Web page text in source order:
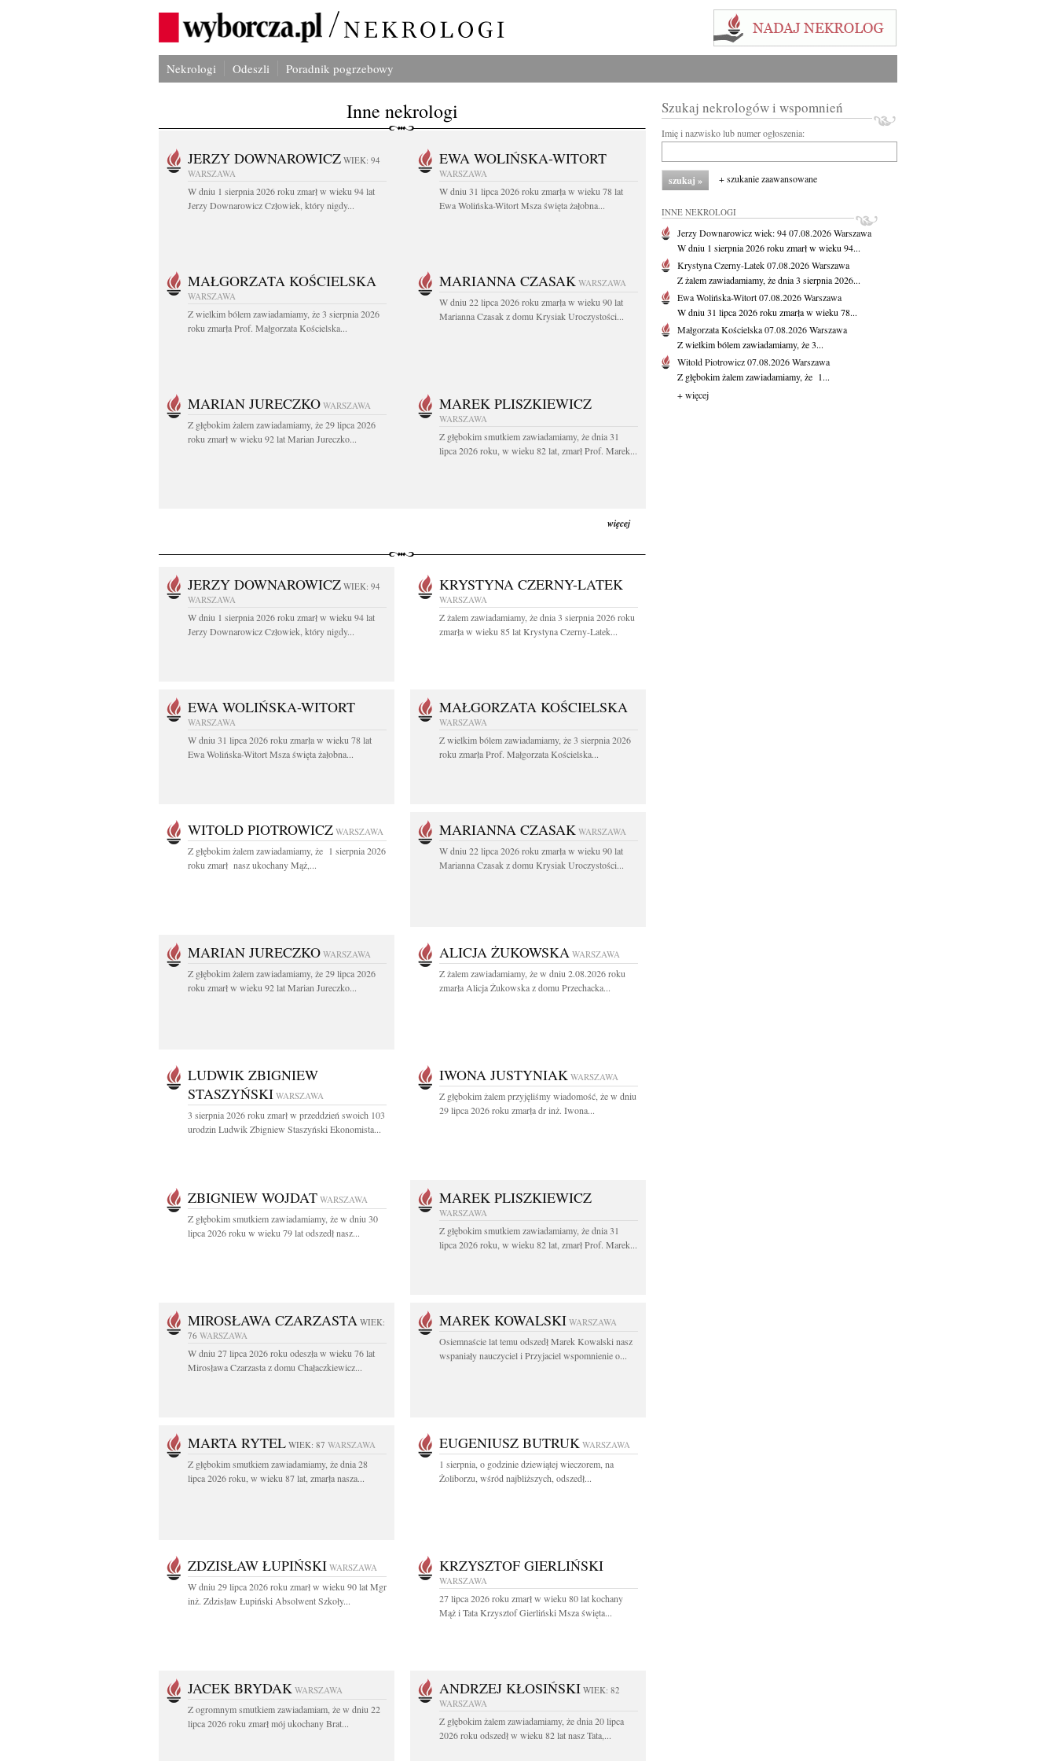
Nekrologi Odeszli Poradnik pogrzebowy
Inne nekrologi
JERZY DOWNAROWICZ WIEK: 94
WARSZAWA
W dniu 1 sierpnia 2026 roku zmarł w wieku 94 lat
Jerzy Downarowicz Człowiek, który nigdy...
EWA WOLIŃSKA-WITORT
WARSZAWA
W dniu 31 lipca 2026 roku zmarła w wieku 78 lat
Ewa Wolińska-Witort Msza święta żałobna...
MAŁGORZATA KOŚCIELSKA
WARSZAWA
Z wielkim bólem zawiadamiamy, że 3 sierpnia 2026
roku zmarła Prof. Małgorzata Kościelska...
MARIANNA CZASAK WARSZAWA
W dniu 22 lipca 2026 roku zmarła w wieku 90 lat
Marianna Czasak z domu Krysiak Uroczystości...
MARIAN JURECZKO WARSZAWA
Z głębokim żalem zawiadamiamy, że 29 lipca 2026
roku zmarł w wieku 92 lat Marian Jureczko...
MAREK PLISZKIEWICZ
WARSZAWA
Z głębokim smutkiem zawiadamiamy, że dnia 31
lipca 2026 roku, w wieku 82 lat, zmarł Prof. Marek...
więcej
JERZY DOWNAROWICZ WIEK: 94
WARSZAWA
W dniu 1 sierpnia 2026 roku zmarł w wieku 94 lat
Jerzy Downarowicz Człowiek, który nigdy...
KRYSTYNA CZERNY-LATEK
WARSZAWA
Z żalem zawiadamiamy, że dnia 3 sierpnia 2026 roku
zmarła w wieku 85 lat Krystyna Czerny-Latek...
EWA WOLIŃSKA-WITORT
WARSZAWA
W dniu 31 lipca 2026 roku zmarła w wieku 78 lat
Ewa Wolińska-Witort Msza święta żałobna...
MAŁGORZATA KOŚCIELSKA
WARSZAWA
Z wielkim bólem zawiadamiamy, że 3 sierpnia 2026
roku zmarła Prof. Małgorzata Kościelska...
WITOLD PIOTROWICZ WARSZAWA
Z głębokim żalem zawiadamiamy, że 1 sierpnia 2026
roku zmarł nasz ukochany Mąż,...
MARIANNA CZASAK WARSZAWA
W dniu 22 lipca 2026 roku zmarła w wieku 90 lat
Marianna Czasak z domu Krysiak Uroczystości...
MARIAN JURECZKO WARSZAWA
Z głębokim żalem zawiadamiamy, że 29 lipca 2026
roku zmarł w wieku 92 lat Marian Jureczko...
ALICJA ŻUKOWSKA WARSZAWA
Z żalem zawiadamiamy, że w dniu 2.08.2026 roku
zmarła Alicja Żukowska z domu Przechacka...
LUDWIK ZBIGNIEW
STASZYŃSKI WARSZAWA
3 sierpnia 2026 roku zmarł w przeddzień swoich 103
urodzin Ludwik Zbigniew Staszyński Ekonomista...
IWONA JUSTYNIAK WARSZAWA
Z głębokim żalem przyjęliśmy wiadomość, że w dniu
29 lipca 2026 roku zmarła dr inż. Iwona...
ZBIGNIEW WOJDAT WARSZAWA
Z głębokim smutkiem zawiadamiamy, że w dniu 30
lipca 2026 roku w wieku 79 lat odszedł nasz...
MAREK PLISZKIEWICZ
WARSZAWA
Z głębokim smutkiem zawiadamiamy, że dnia 31
lipca 2026 roku, w wieku 82 lat, zmarł Prof. Marek...
MIROSŁAWA CZARZASTA WIEK:
76 WARSZAWA
W dniu 27 lipca 2026 roku odeszła w wieku 76 lat
Mirosława Czarzasta z domu Chałaczkiewicz...
MAREK KOWALSKI WARSZAWA
Osiemnaście lat temu odszedł Marek Kowalski nasz
wspaniały nauczyciel i Przyjaciel wspomnienie o...
MARTA RYTEL WIEK: 87 WARSZAWA
Z głębokim smutkiem zawiadamiamy, że dnia 28
lipca 2026 roku, w wieku 87 lat, zmarła nasza...
EUGENIUSZ BUTRUK WARSZAWA
1 sierpnia, o godzinie dziewiątej wieczorem, na
Żoliborzu, wśród najbliższych, odszedł...
ZDZISŁAW ŁUPIŃSKI WARSZAWA
W dniu 29 lipca 2026 roku zmarł w wieku 90 lat Mgr
inż. Zdzisław Łupiński Absolwent Szkoły...
KRZYSZTOF GIERLIŃSKI
WARSZAWA
27 lipca 2026 roku zmarł w wieku 80 lat kochany
Mąż i Tata Krzysztof Gierliński Msza święta...
JACEK BRYDAK WARSZAWA
Z ogromnym smutkiem zawiadamiam, że w dniu 22
lipca 2026 roku zmarł mój ukochany Brat...
ANDRZEJ KŁOSIŃSKI WIEK: 82
WARSZAWA
Z głębokim żalem zawiadamiamy, że dnia 20 lipca
2026 roku odszedł w wieku 82 lat nasz Tata,...
Szukaj nekrologów i wspomnień
Imię i nazwisko lub numer ogłoszenia:
+ szukanie zaawansowane
INNE NEKROLOGI
Jerzy Downarowiczwiek: 9407.08.2026Warszawa
W dniu 1 sierpnia 2026 roku zmarł w wieku 94...
Krystyna Czerny-Latek07.08.2026Warszawa
Z żalem zawiadamiamy, że dnia 3 sierpnia 2026...
Ewa Wolińska-Witort07.08.2026Warszawa
W dniu 31 lipca 2026 roku zmarła w wieku 78...
Małgorzata Kościelska07.08.2026Warszawa
Z wielkim bólem zawiadamiamy, że 3...
Witold Piotrowicz07.08.2026Warszawa
Z głębokim żalem zawiadamiamy, że 1...
+ więcej